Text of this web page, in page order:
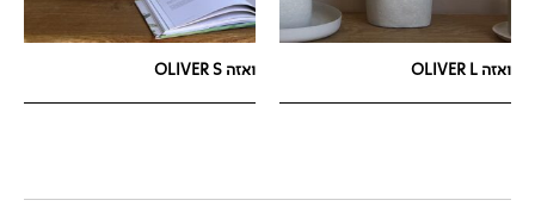
ואזה OLIVER L ואזה OLIVER S